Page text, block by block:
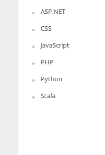
ASP.NET
CSS
JavaScript
PHP
Python
Scala